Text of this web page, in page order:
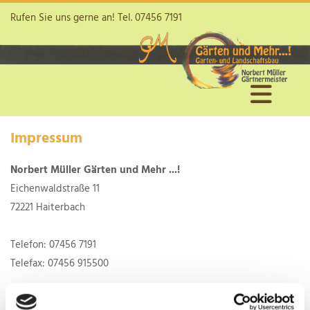
Rufen Sie uns gerne an! Tel.07456 7191
Impressum
Norbert Müller Gärten und Mehr ...!
Eichenwaldstraße 11
72221 Haiterbach
Telefon: 07456 7191
Telefax: 07456 915500
E-Mail: